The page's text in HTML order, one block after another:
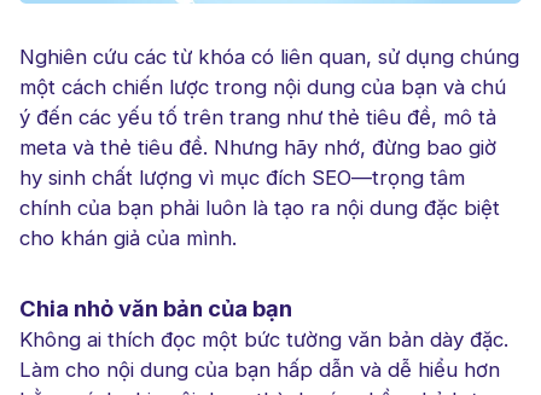
Nghiên cứu các từ khóa có liên quan, sử dụng chúng
một cách chiến lược trong nội dung của bạn và chú
ý đến các yếu tố trên trang như thẻ tiêu đề, mô tả
meta và thẻ tiêu đề. Nhưng hãy nhớ, đừng bao giờ
hy sinh chất lượng vì mục đích SEO—trọng tâm
chính của bạn phải luôn là tạo ra nội dung đặc biệt
cho khán giả của mình.
Chia nhỏ văn bản của bạn
Không ai thích đọc một bức tường văn bản dày đặc.
Làm cho nội dung của bạn hấp dẫn và dễ hiểu hơn